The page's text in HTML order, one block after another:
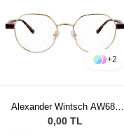
+2
Alexander Wintsch AW686
C3
0,00 TL